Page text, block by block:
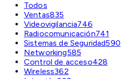
Todos
Ventas835
Videovigilancia746
Radiocomunicación741
Sistemas de Seguridad590
Networking585
Control de acceso428
Wireless362